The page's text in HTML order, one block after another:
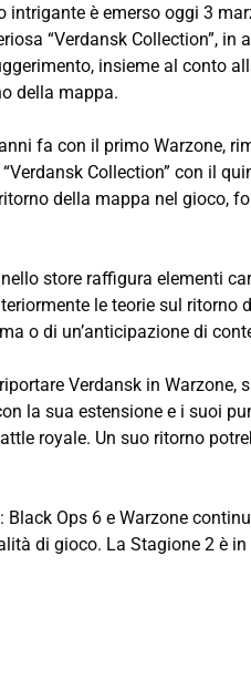
intrigante è emerso oggi 3
“Verdansk Collection”,
insieme al conto
della mappa.
fa con il primo Warzone,
Collection” con il
della mappa nel gioco,
store raffigura elementi
le teorie sul ritorno
o di un’anticipazione di
Verdansk in Warzone,
la sua estensione e i suoi
royale. Un suo ritorno
Black Ops 6 e Warzone
di gioco. La Stagione 2 è